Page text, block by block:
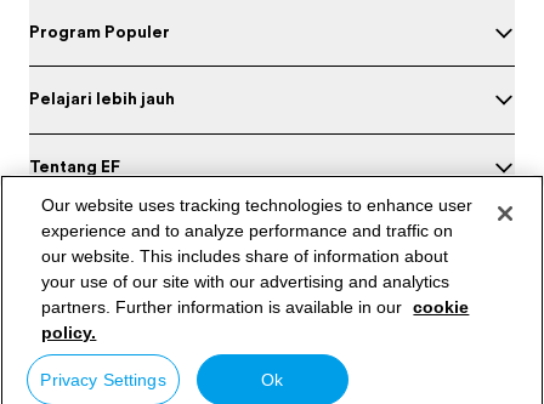
Tes bahasa Inggrismu
Program Populer
Pelajari lebih jauh
Tentang EF
Kantor di Indonesia
Indonesia / Bahasa Indonesia
North America/
Canada / English
North America
/ Canada / Français
© Signum International AG 2026. Hak cipta dilindungi Undang-
undang.
Kebijakan privasi
Syarat dan Ketentuan Program
Our website uses tracking technologies to enhance user
experience and to analyze performance and traffic on
our website. This includes share of information about
your use of our site with our advertising and analytics
partners. Further information is available in our cookie
policy.
Privacy Settings Ok